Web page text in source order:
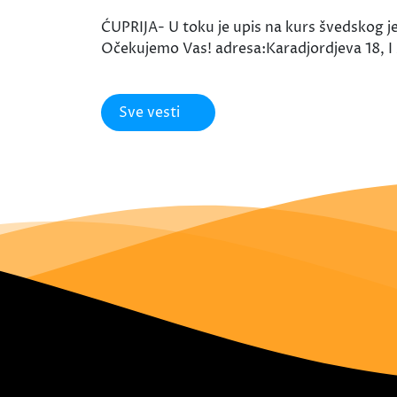
ĆUPRIJA- U toku je upis na kurs švedskog
Očekujemo Vas! adresa:Karadjordjeva
Sve vesti